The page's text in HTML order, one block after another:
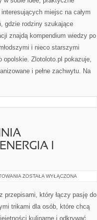
miejsc na całym
gdzie rodziny szukające
znajdą kompendium wiedzy po
i nieco starszymi
opolskie. Zlotoloto.pl pokazuje,
i pełne zachwytu. Na
I
KUCHNIA
KUCHNIA
FUNKCJONALNA
JEDZENIE
ENERGIA
ZOSTAŁA WYŁĄCZONA
przepisami, który łączy pasję do
trikami dla osób, które chcą
kulinarne i odkrywać